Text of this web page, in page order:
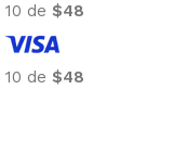
10 de $43
10 de $43